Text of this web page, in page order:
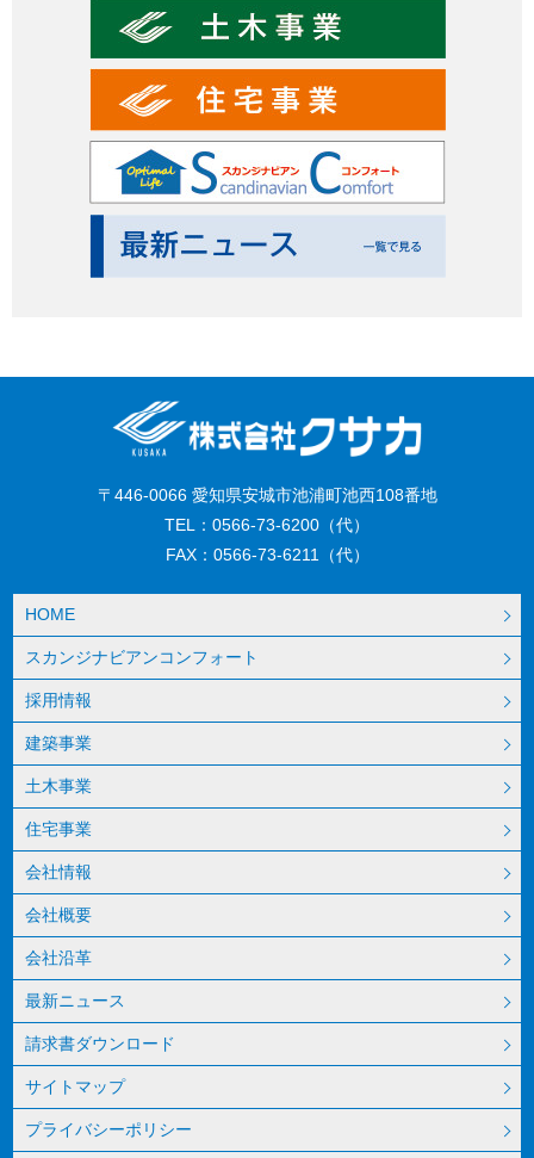
〒446-0066 愛知県安城市池浦町池西108番地
TEL：0566-73-6200（代）
FAX：0566-73-6211（代）
HOME
スカンジナビアンコンフォート
採用情報
建築事業
土木事業
住宅事業
会社情報
会社概要
会社沿革
最新ニュース
請求書ダウンロード
サイトマップ
プライバシーポリシー